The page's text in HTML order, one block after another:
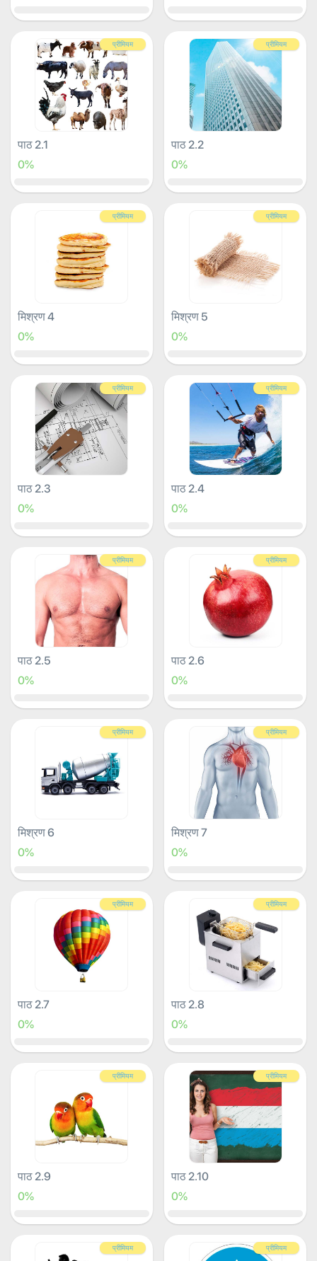
प्रीमियम
पाठ 2.1
0%
प्रीमियम
पाठ 2.2
0%
प्रीमियम
मिश्रण 4
0%
प्रीमियम
मिश्रण 5
0%
प्रीमियम
पाठ 2.3
0%
प्रीमियम
पाठ 2.4
0%
प्रीमियम
पाठ 2.5
0%
प्रीमियम
पाठ 2.6
0%
प्रीमियम
मिश्रण 6
0%
प्रीमियम
मिश्रण 7
0%
प्रीमियम
पाठ 2.7
0%
प्रीमियम
पाठ 2.8
0%
प्रीमियम
पाठ 2.9
0%
प्रीमियम
पाठ 2.10
0%
प्रीमियम प्रीमियम